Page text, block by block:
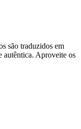
são traduzidos em
autêntica. Aproveite os